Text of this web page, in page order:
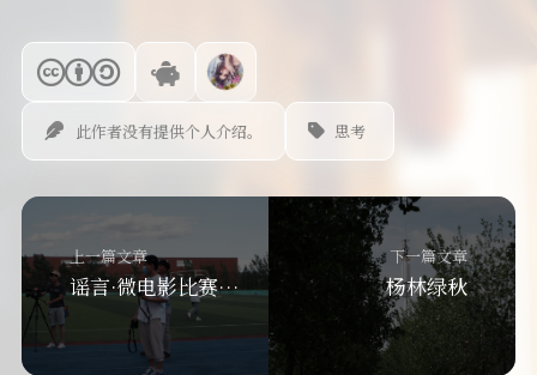
此作者没有提供个人介绍。 思考
上一篇文章
谣言·微电影比赛项目
下一篇文章
杨林绿秋